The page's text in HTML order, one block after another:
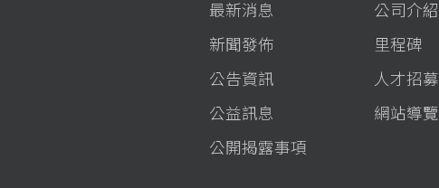
最新消息
新聞發佈
公告資訊
公益訊息
公開揭露事項
公司介紹
里程碑
人才招募
網站導覽